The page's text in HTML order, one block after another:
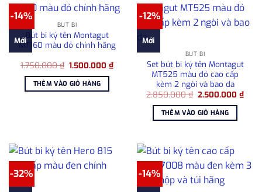
-14%
Mới
BÚT BI
Bút bi ký tên Montagut
MT160 màu đỏ chính hãng
1.750.000₫ Giá
là:
1.750.000 ₫.
1.500.000₫Giá
hiện
1.500.000 ₫.
THÊM VÀO GIỎ HÀNG
-12%
Mới
BÚT BI
Set bút bi ký tên Montagut
MT525 màu đỏ cao cấp
kèm 2 ngòi và bao da
2.850.000₫ Giá
là:
2.850.000 ₫.
2.500.000₫Giá
hiện
THÊM VÀO GIỎ HÀNG
-32% -14%